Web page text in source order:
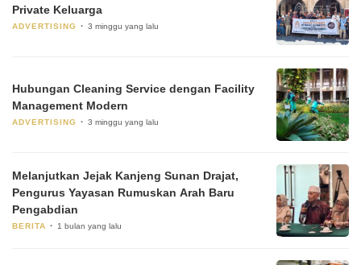
Private Keluarga
ADVERTISING 3 minggu yang lalu
Hubungan Cleaning Service dengan Facility
Management Modern
ADVERTISING 3 minggu yang lalu
Melanjutkan Jejak Kanjeng Sunan Drajat,
Pengurus Yayasan Rumuskan Arah Baru
Pengabdian
BERITA 1 bulan yang lalu